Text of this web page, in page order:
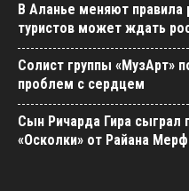
В Аланье меняют
туристов может ждать
Солист группы «МузАрт»
проблем с сердцем
Сын Ричарда Гира сыграл
«Осколки» от Райана